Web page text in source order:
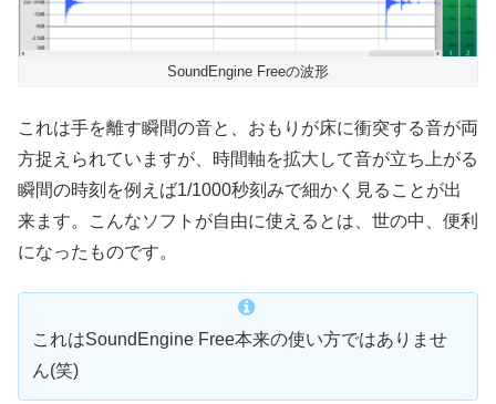
SoundEngine Freeの波形
これは手を離す瞬間の音と、おもりが床に衝突する音が両
方捉えられていますが、時間軸を拡大して音が立ち上がる
瞬間の時刻を例えば1/1000秒刻みで細かく見ることが出
来ます。こんなソフトが自由に使えるとは、世の中、便利
になったものです。
これはSoundEngine Free本来の使い方ではありませ
ん(笑)